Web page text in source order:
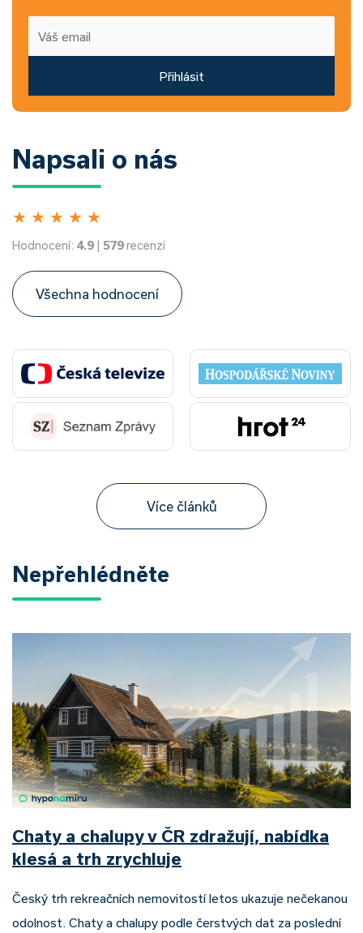
Přihlásit
Napsali o nás
★ ★ ★ ★ ★
Hodnocení: 4.9 | 579recenzí
Všechna hodnocení
Více článků
Nepřehlédněte
Chaty a chalupy v ČR zdražují, nabídka
klesá a trh zrychluje
Český trh rekreačních nemovitostí letos ukazuje nečekanou
odolnost. Chaty a chalupy podle čerstvých dat za poslední